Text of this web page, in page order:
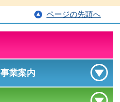
ページの先頭へ
事業案内